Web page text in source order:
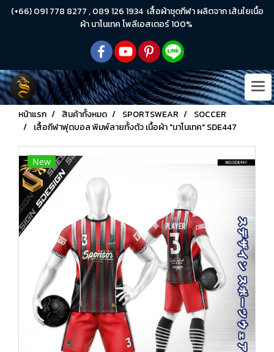
(+66) 091 778 8277 , 089 126 1934 เสื้อผ้าชุดกีฬา ผลิตจาก เส้นใยเนื้อ
ผ้า นาโนเทค โพลีเอสเตอร์ 100%
หน้าแรก สินค้าทั้งหมด SPORTSWEAR
SOCCER
เสื้อกีฬาฟุตบอล พิมพ์ลายทั้งตัว เนื้อผ้า "นาโนเทค" SDE447
New